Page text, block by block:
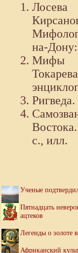
на-
Мифы
с., илл.
Ученые
Пятнадцать
ацтеков
Легенды о золоте
Африканский